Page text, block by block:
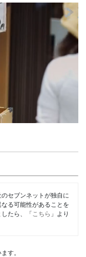
セブンネットが独自に
る可能性があることを
たら、「 こちら 」より
す。